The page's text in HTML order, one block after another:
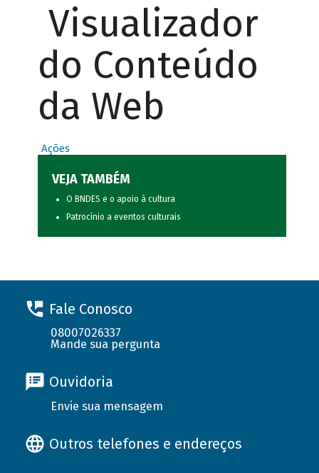
Visualizador
do Conteúdo
da Web
Ações
VEJA TAMBÉM
O BNDES e o apoio à cultura
Patrocínio a eventos culturais
Fale Conosco
08007026337
Mande sua pergunta
Ouvidoria
Envie sua mensagem
Outros telefones e endereços